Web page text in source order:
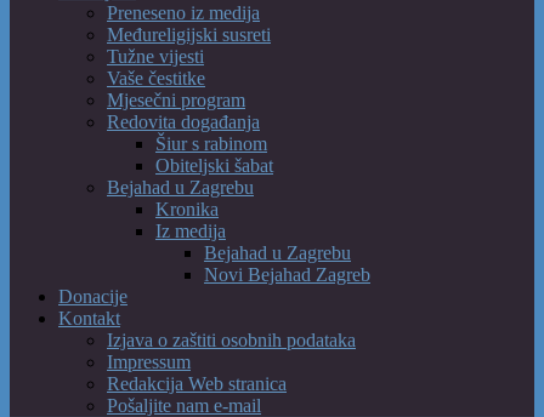
Preneseno iz medija
Međureligijski susreti
Tužne vijesti
Vaše čestitke
Mjesečni program
Redovita događanja
Šiur s rabinom
Obiteljski šabat
Bejahad u Zagrebu
Kronika
Iz medija
Bejahad u Zagrebu
Novi Bejahad Zagreb
Donacije
Kontakt
Izjava o zaštiti osobnih podataka
Impressum
Redakcija Web stranica
Pošaljite nam e-mail